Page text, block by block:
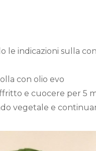
le indicazioni sulla
con olio evo
e cuocere per 5
vegetale e